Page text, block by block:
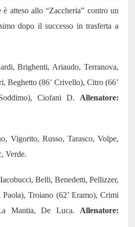
atteso allo “Zaccheria” contro un
dopo il successo in trasferta a
Brighenti, Ariaudo, Terranova,
Beghetto (86’ Crivello), Citro (66’
Ciofani D. Allenatore:
Vigorito, Russo, Tarasco, Volpe,
Verde.
Iacobucci, Belli, Benedetti, Pellizzer,
Troiano (62’ Eramo), Crimi
Mantia, De Luca. Allenatore: